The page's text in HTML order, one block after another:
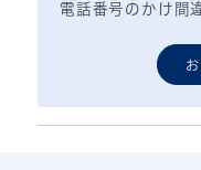
電話番号のかけ間